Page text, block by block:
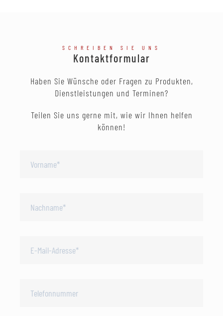
SCHREIBEN SIE UNS
Kontaktformular
Haben Sie Wünsche oder Fragen zu Produkten,
Dienstleistungen und Terminen?
Teilen Sie uns gerne mit, wie wir Ihnen helfen
können!